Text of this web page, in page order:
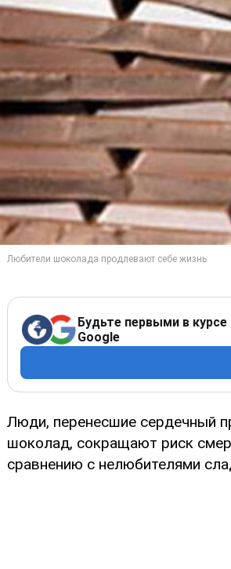
Будьте первыми в
Google
Люди, перенесшие сердечный
шоколад, сокращают риск
сравнению с нелюбителями